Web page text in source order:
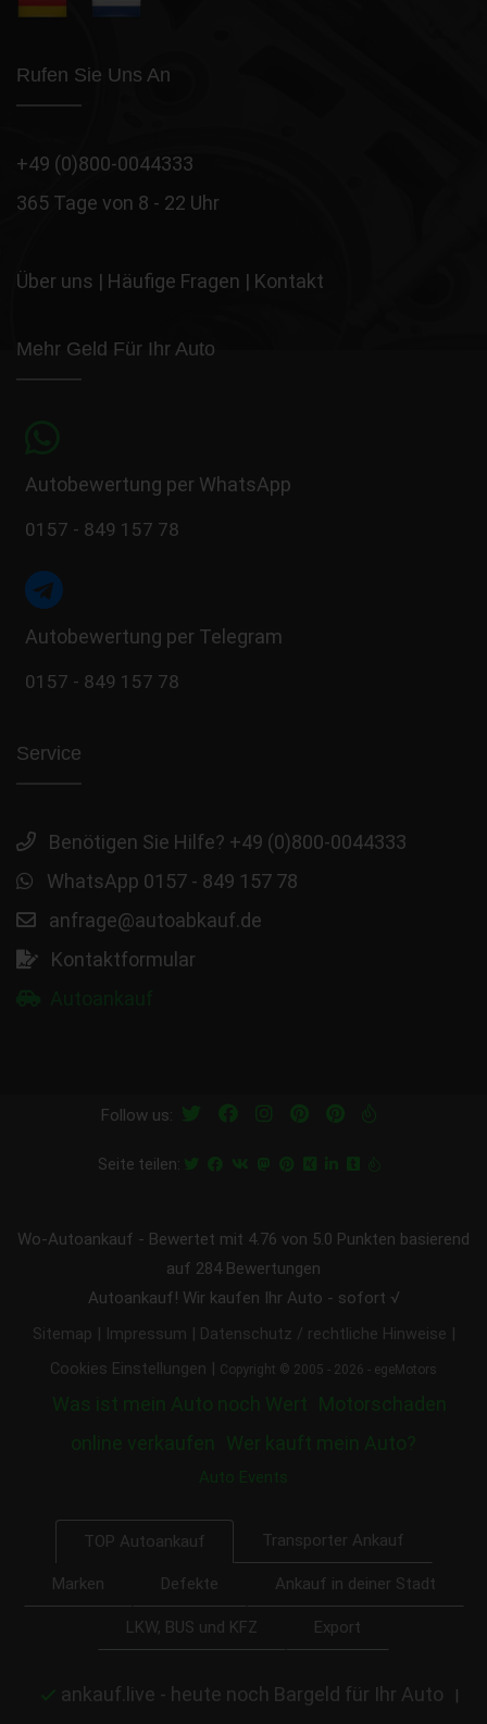
Rufen Sie Uns An
+49 (0)800-0044333
365 Tage von 8 - 22 Uhr
Über uns | Häufige Fragen | Kontakt
Mehr Geld Für Ihr Auto
Autobewertung per WhatsApp
0157 - 849 157 78
Autobewertung per Telegram
0157 - 849 157 78
Service
Benötigen Sie Hilfe? +49 (0)800-0044333
WhatsApp 0157 - 849 157 78
anfrage@autoabkauf.de
Kontaktformular
Follow us:
Seite teilen:
Wo-Autoankauf - Bewertet mit 4.76 von 5.0 Punkten basierend
auf 284Bewertungen
Autoankauf! Wir kaufen Ihr Auto - sofort √
Sitemap Impressum Datenschutz / rechtliche Hinweise
Cookies Einstellungen Copyright © 2005 - 2026 - egeMotors
Was ist mein Auto noch Wert Motorschaden
online verkaufen
Wer kauft mein Auto?
Auto Events
TOP Autoankauf Transporter Ankauf
Marken Defekte Ankauf in deiner Stadt
LKW, BUS und KFZ Export
ankauf.live - heute noch Bargeld für Ihr Auto